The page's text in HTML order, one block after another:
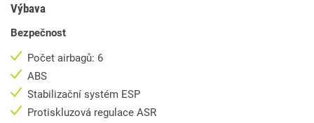
Výbava
Bezpečnost
Počet airbagů: 6
ABS
Stabilizační systém ESP
Protiskluzová regulace ASR